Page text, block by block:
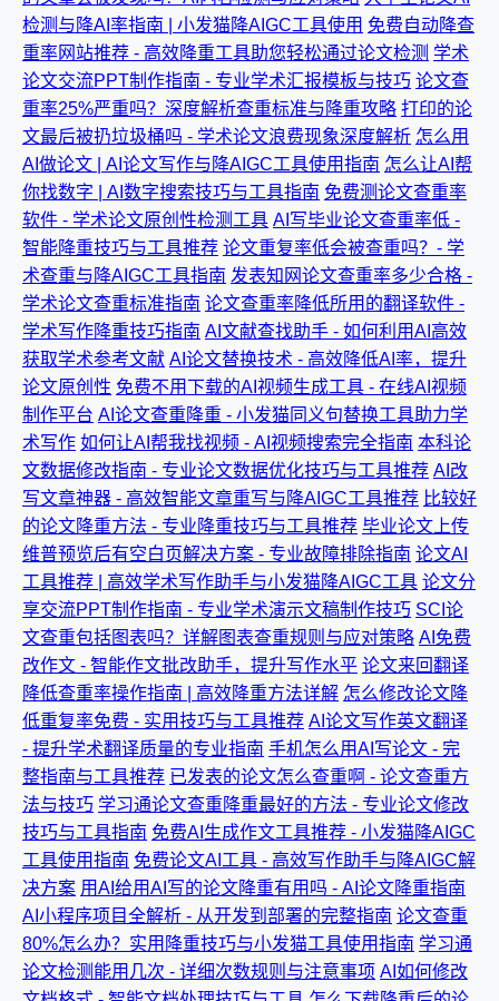
检测与降AI率指南 | 小发猫降AIGC工具使用 免费自动降查
重率网站推荐 - 高效降重工具助您轻松通过论文检测 学术
论文交流PPT制作指南 - 专业学术汇报模板与技巧 论文查
重率25%严重吗？深度解析查重标准与降重攻略 打印的论
文最后被扔垃圾桶吗 - 学术论文浪费现象深度解析 怎么用
AI做论文 | AI论文写作与降AIGC工具使用指南 怎么让AI帮
你找数字 | AI数字搜索技巧与工具指南 免费测论文查重率
软件 - 学术论文原创性检测工具 AI写毕业论文查重率低 -
智能降重技巧与工具推荐 论文重复率低会被查重吗？- 学
术查重与降AIGC工具指南 发表知网论文查重率多少合格 -
学术论文查重标准指南 论文查重率降低所用的翻译软件 -
学术写作降重技巧指南 AI文献查找助手 - 如何利用AI高效
获取学术参考文献 AI论文替换技术 - 高效降低AI率，提升
论文原创性 免费不用下载的AI视频生成工具 - 在线AI视频
制作平台 AI论文查重降重 - 小发猫同义句替换工具助力学
术写作 如何让AI帮我找视频 - AI视频搜索完全指南 本科论
文数据修改指南 - 专业论文数据优化技巧与工具推荐 AI改
写文章神器 - 高效智能文章重写与降AIGC工具推荐 比较好
的论文降重方法 - 专业降重技巧与工具推荐 毕业论文上传
维普预览后有空白页解决方案 - 专业故障排除指南 论文AI
工具推荐 | 高效学术写作助手与小发猫降AIGC工具 论文分
享交流PPT制作指南 - 专业学术演示文稿制作技巧 SCI论
文查重包括图表吗？详解图表查重规则与应对策略 AI免费
改作文 - 智能作文批改助手，提升写作水平 论文来回翻译
降低查重率操作指南 | 高效降重方法详解 怎么修改论文降
低重复率免费 - 实用技巧与工具推荐 AI论文写作英文翻译
- 提升学术翻译质量的专业指南 手机怎么用AI写论文 - 完
整指南与工具推荐 已发表的论文怎么查重啊 - 论文查重方
法与技巧 学习通论文查重降重最好的方法 - 专业论文修改
技巧与工具指南 免费AI生成作文工具推荐 - 小发猫降AIGC
工具使用指南 免费论文AI工具 - 高效写作助手与降AIGC解
决方案 用AI给用AI写的论文降重有用吗 - AI论文降重指南
AI小程序项目全解析 - 从开发到部署的完整指南 论文查重
80%怎么办？实用降重技巧与小发猫工具使用指南 学习通
论文检测能用几次 - 详细次数规则与注意事项 AI如何修改